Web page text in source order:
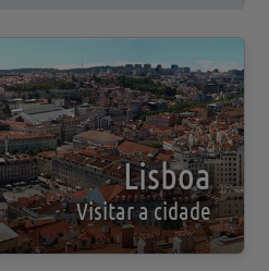
Lisboa
Visitar a cidade